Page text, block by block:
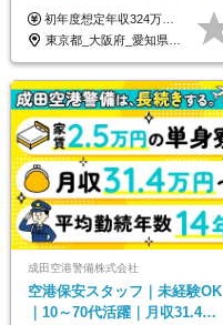
め*産育休取得実績豊富*可愛
い制服*社割有
初年度想定年収324万円～690万円！ ◆全国一律 月給230,000円～＋賞与＋通勤手当＋役職手当＋時間外手当 《手当充実！》 ＊昇給/年1回 ＊賞与/年2回（7月/12月） ＊通勤手当：交通費支給（規定あり） ＊時間外手当 ＊販売職手当 ＊役職手当 《キャリアパス》 ▼店長（32歳）／年収400万円 ▼トレーナー（37歳）／年収500万円 ▼SV（40歳）／年収570万円 ※SVとして活躍された場合、574万円以上に昇給も目指せます。 日頃のお店での頑張りをしっかり評価する体制を整えており、 ご自身の努力次第で昇給する制度を用意しています！ 《ゆくゆくは・・・》 ■店舗スタッフをとりまとめ、お店づくりを主体で行う店長へ ■複数店舗を統括するトレーナーへとキャリアアップ ■様々な規模の店舗を経験しSVとして活躍した後は、本社の教育担当や店舗支援を担う本部スタッフとして活躍いただけます。 ※経験・能力を考慮の上、当社規定により優遇いたします。 ※入社日から6カ月間の試用期間あり。その間の待遇に差異はありません。
東京都_大阪府_愛知県_北海道_栃木県_静岡県_兵庫県_京都府_福岡県
成田空港警備株式会社
空港保安スタッフ｜未経験OK
｜10～70代活躍｜月収31.4万